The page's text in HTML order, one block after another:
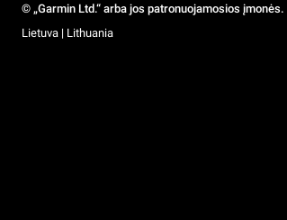
© „Garmin Ltd.“ arba jos patronuojamosios
Lietuva | Lithuania